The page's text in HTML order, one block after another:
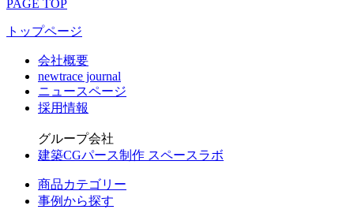
PAGE TOP
トップページ
会社概要
newtrace journal
ニュースページ
採用情報
グループ会社
建築CGパース制作 スペースラボ
商品カテゴリー
事例から探す